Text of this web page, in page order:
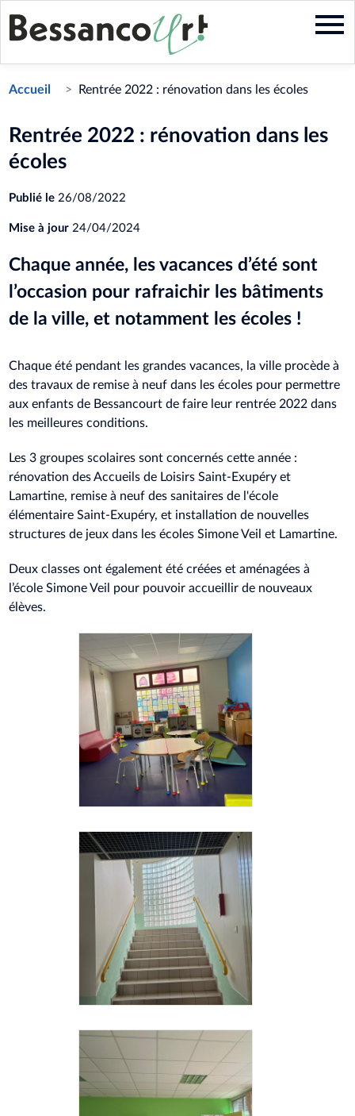
Aller
au
contenu
Accueil Rentrée 2022 : rénovation dans les écoles
Rentrée 2022 : rénovation dans les
écoles
Publié le 26/08/2022
Mise à jour 24/04/2024
Chaque année, les vacances d’été sont
l’occasion pour rafraichir les bâtiments
de la ville, et notamment les écoles !
Chaque été pendant les grandes vacances, la ville procède à
des travaux de remise à neuf dans les écoles pour permettre
aux enfants de Bessancourt de faire leur rentrée 2022 dans
les meilleures conditions.
Les 3 groupes scolaires sont concernés cette année :
rénovation des Accueils de Loisirs Saint-Exupéry et
Lamartine, remise à neuf des sanitaires de l'école
élémentaire Saint-Exupéry, et installation de nouvelles
structures de jeux dans les écoles Simone Veil et Lamartine.
Deux classes ont également été créées et aménagées à
l’école Simone Veil pour pouvoir accueillir de nouveaux
élèves.